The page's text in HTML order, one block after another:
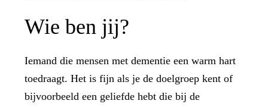
Wie ben jij?
Iemand die mensen met dementie een warm hart
toedraagt. Het is fijn als je de doelgroep kent of
bijvoorbeeld een geliefde hebt die bij de